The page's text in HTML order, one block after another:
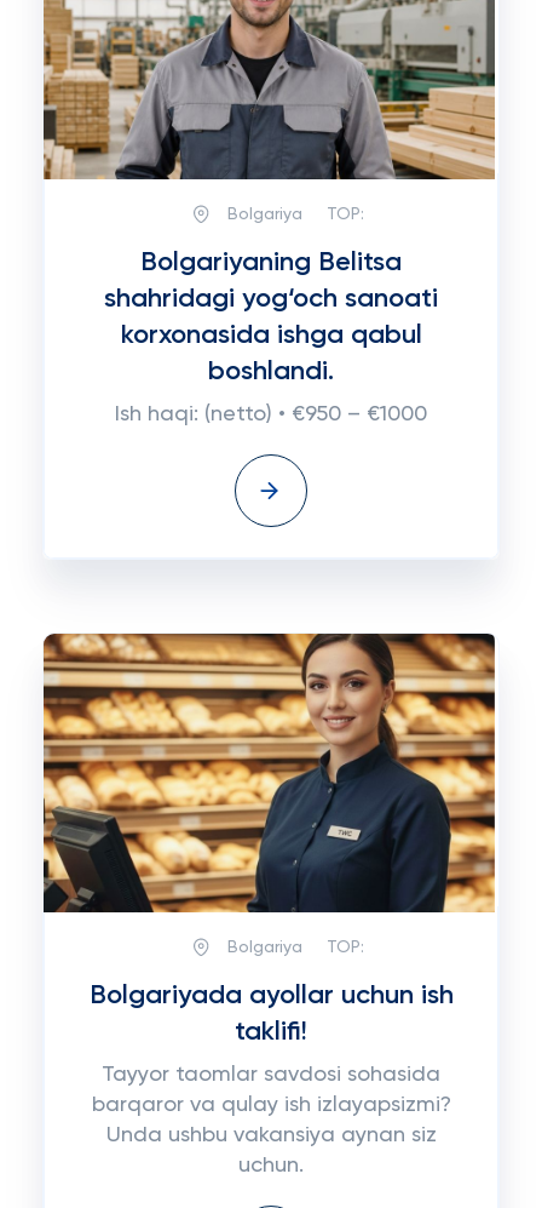
Bolgariya TOP:
Bolgariyaning Belitsa
shahridagi yog‘och sanoati
korxonasida ishga qabul
boshlandi.
Ish haqi: (netto) • €950 – €1000
Bolgariya TOP:
Bolgariyada ayollar uchun ish
taklifi!
Tayyor taomlar savdosi sohasida
barqaror va qulay ish izlayapsizmi?
Unda ushbu vakansiya aynan siz
uchun.